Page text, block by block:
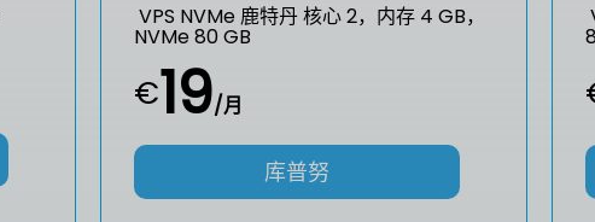
VPS NVMe 鹿特丹 核心 2，内存 4 GB，
NVMe 80 GB
€19/月
库普努